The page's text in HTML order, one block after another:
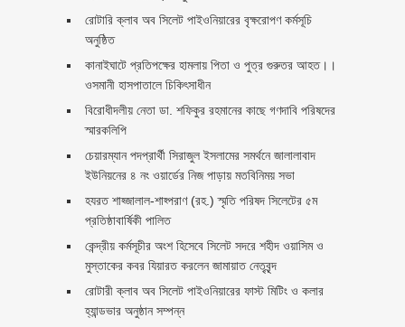
রোটারি ক্লাব অব সিলেট পাইওনিয়ারের বৃক্ষরোপণ কর্মসূচি
অনুষ্ঠিত
কানাইঘাটে প্রতিপক্ষের হামলায় পিতা ও পুত্র গুরুতর আহত।।
ওসমানী হাসপাতালে চিকিৎসাধীন
বিরোধীদলীয় নেতা ডা. শফিকুর রহমানের কাছে গণদাবি পরিষদের
স্মারকলিপি ‎
চেয়ারম্যান পদপ্রার্থী সিরাজুল ইসলামের সমর্থনে জালালাবাদ
ইউনিয়নের ৪ নং ওয়ার্ডের নিজ পাড়ায় মতবিনিময় সভা
হযরত শাহ্জালাল-শাহ্পরাণ (রহ.) স্মৃতি পরিষদ সিলেটের ৫ম
প্রতিষ্ঠাবার্ষিকী পালিত ‎​
কেন্দ্রীয় কর্মসূচীর অংশ হিসেবে সিলেট সদরে শহীদ ওয়াসিম ও
মুস্তাকের কবর যিয়ারত করলেন জামায়াত নেতৃবৃন্দ ‎
রোটারী ক্লাব অব সিলেট পাইওনিয়ারের ফাস্ট মিটিং ও কলার
হ্যান্ডভার অনুষ্ঠান সম্পন্ন